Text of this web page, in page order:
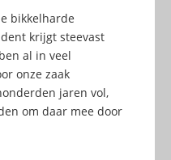
bikkelharde
krijgt steevast
al in veel
onze zaak
jaren vol,
om daar mee door